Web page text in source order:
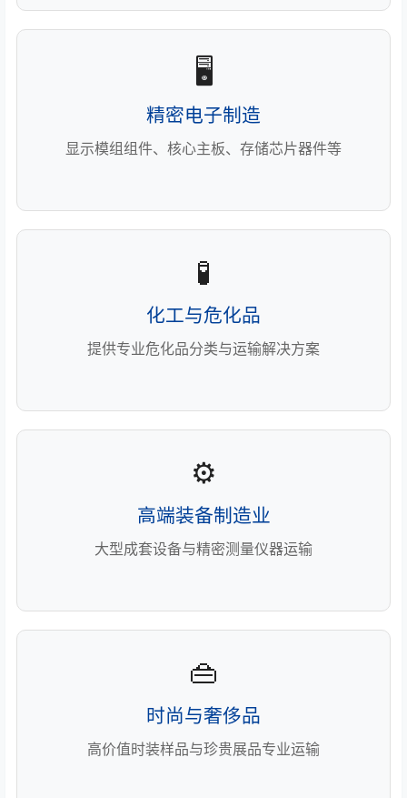
🖥️
精密电子制造
显示模组组件、核心主板、存储芯片器件等
🧪
化工与危化品
提供专业危化品分类与运输解决方案
⚙️
高端装备制造业
大型成套设备与精密测量仪器运输
👜
时尚与奢侈品
高价值时装样品与珍贵展品专业运输